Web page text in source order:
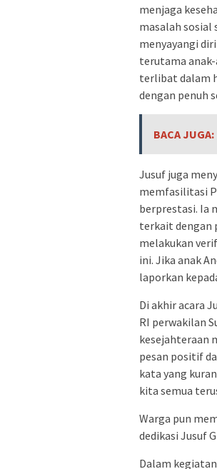
menjaga
masalah sosial
menyayangi
terutama
terlibat dalam
dengan penuh
BACA JUGA:
Jusuf juga
memfasilitasi
berprestasi. Ia
terkait dengan
melakukan
ini. Jika anak
laporkan
Di akhir acara
RI perwakilan
kesejahteraan
pesan positif
kata yang
kita semua
Warga pun
dedikasi Jusuf
Dalam